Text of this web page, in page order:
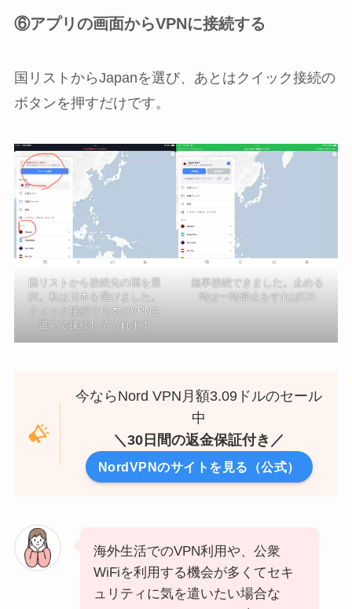
⑥アプリの画面からVPNに接続する
国リストからJapanを選び、あとはクイック接続の
ボタンを押すだけです。
国リストから接続先の国を選
択。私は日本を選びました。
クイック接続で日本のVPNを
選んで接続してくれます
無事接続できました。止める
時は一時停止をすればOK
今ならNord VPN月額3.09ドルのセール
中
＼30日間の返金保証付き／
NordVPNのサイトを見る（公式）
海外生活でのVPN利用や、公衆
WiFiを利用する機会が多くてセキ
ュリティに気を遣いたい場合な